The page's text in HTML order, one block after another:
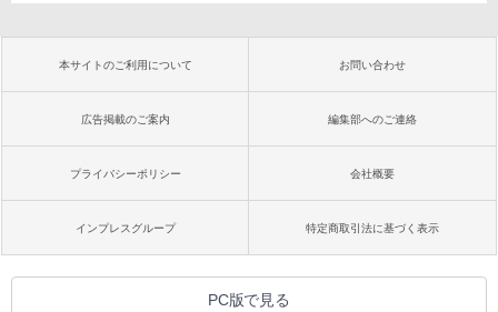
本サイトのご利用について お問い合わせ
広告掲載のご案内 編集部へのご連絡
プライバシーポリシー 会社概要
インプレスグループ 特定商取引法に基づく表示
PC版で見る